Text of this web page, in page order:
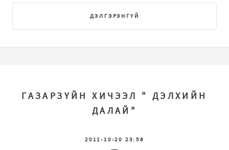
ДЭЛГЭРЭНГҮЙ
ГАЗАРЗҮЙН ХИЧЭЭЛ " ДЭЛХИЙН
ДАЛАЙ"
2011-10-20 23:58